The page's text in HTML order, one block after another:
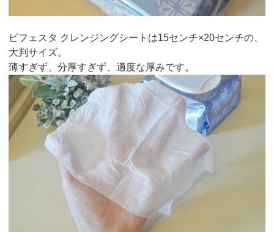
ビフェスタ クレンジングシートは15センチ×20センチの、
大判サイズ。
薄すぎず、分厚すぎず、適度な厚みです。